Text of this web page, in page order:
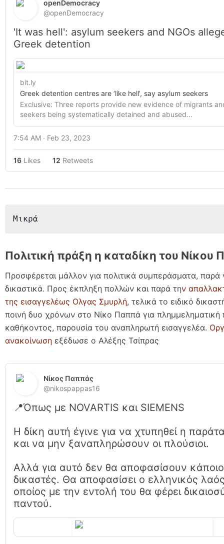
openDemocracy
@openDemocracy
'It was hell': asylum seekers and NGOs
Greek detention
bit.ly
Greek detention centres are ‘like hell’, say asylum seekers
Exclusive: Three reports provide new evidence of migrants
seekers being systematically detained and abused...
7:54 AM ∙ Feb 23, 2023
16 Likes 12 Retweets
Μικρά
Πολιτική πράξη η καταδίκη του Νίκου
Προσφέρεται μάλλον για πολιτικά συμπεράσματα, παρά
δικαστικά. Προς έκπληξη πολλών και παρά την
της εισαγγελέως Ολγας Σμυρλή, τελικά το ειδικό
ποινή δυο χρόνων στο Νίκο Παππά για πλημμεληματική
καθήκοντος, παρουσία του αναπληρωτή εισαγγελέα.
ανακοίνωση εξέδωσε ο Αλέξης Τσίπρας
Νίκος Παππάς
@nikospappas16
📍Όπως με NOVARTIS και SIEMENS
Η δίκη αυτή έγινε για να χτυπηθεί η
και να μην ξαναπληρώσουν οι πλούσιοι.
Αλλά για αυτό δεν θα αποφασίσουν
δικαστές. Θα αποφασίσει ο ελληνικός
οποίος με την εντολή του θα φέρει
παντού.